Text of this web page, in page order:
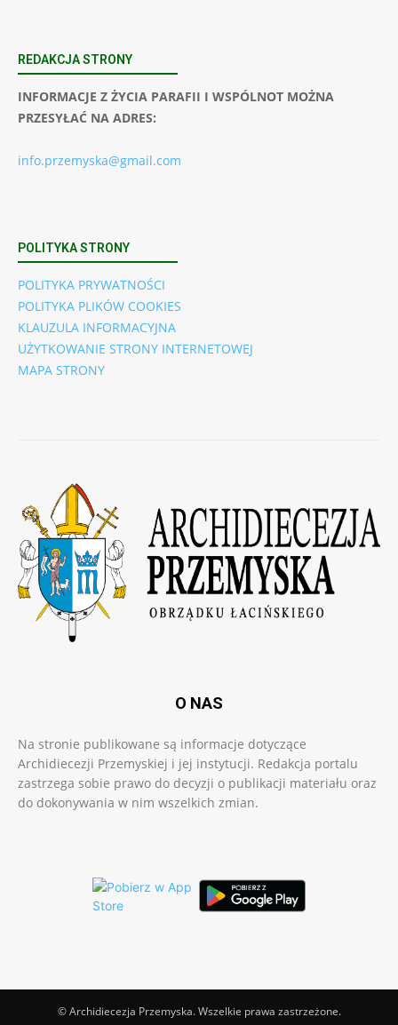
REDAKCJA STRONY
INFORMACJE Z ŻYCIA PARAFII I WSPÓLNOT MOŻNA
PRZESYŁAĆ NA ADRES:
info.przemyska@gmail.com
POLITYKA STRONY
POLITYKA PRYWATNOŚCI
POLITYKA PLIKÓW COOKIES
KLAUZULA INFORMACYJNA
UŻYTKOWANIE STRONY INTERNETOWEJ
MAPA STRONY
O NAS
Na stronie publikowane są informacje dotyczące
Archidiecezji Przemyskiej i jej instytucji. Redakcja portalu
zastrzega sobie prawo do decyzji o publikacji materiału oraz
do dokonywania w nim wszelkich zmian.
© Archidiecezja Przemyska. Wszelkie prawa zastrzeżone.